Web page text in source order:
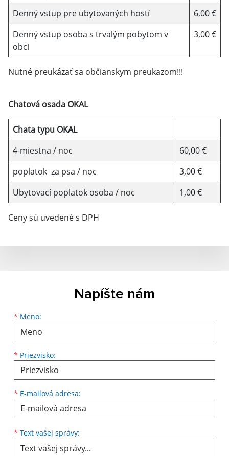
Denný vstup pre ubytovaných hostí
6,00 €
Denný vstup osoba s trvalým pobytom v
obci
3,00 €
Nutné preukázať sa občianskym preukazom!!!
Chatová osada OKAL
Chata typu OKAL
4-miestna / noc
60,00 €
poplatok za psa / noc
3,00 €
Ubytovací poplatok osoba / noc
1,00 €
Ceny sú uvedené s DPH
Napíšte nám
* Meno:
Meno
* Priezvisko:
Priezvisko
* E-mailová adresa:
E-mailová adresa
* Text vašej správy: